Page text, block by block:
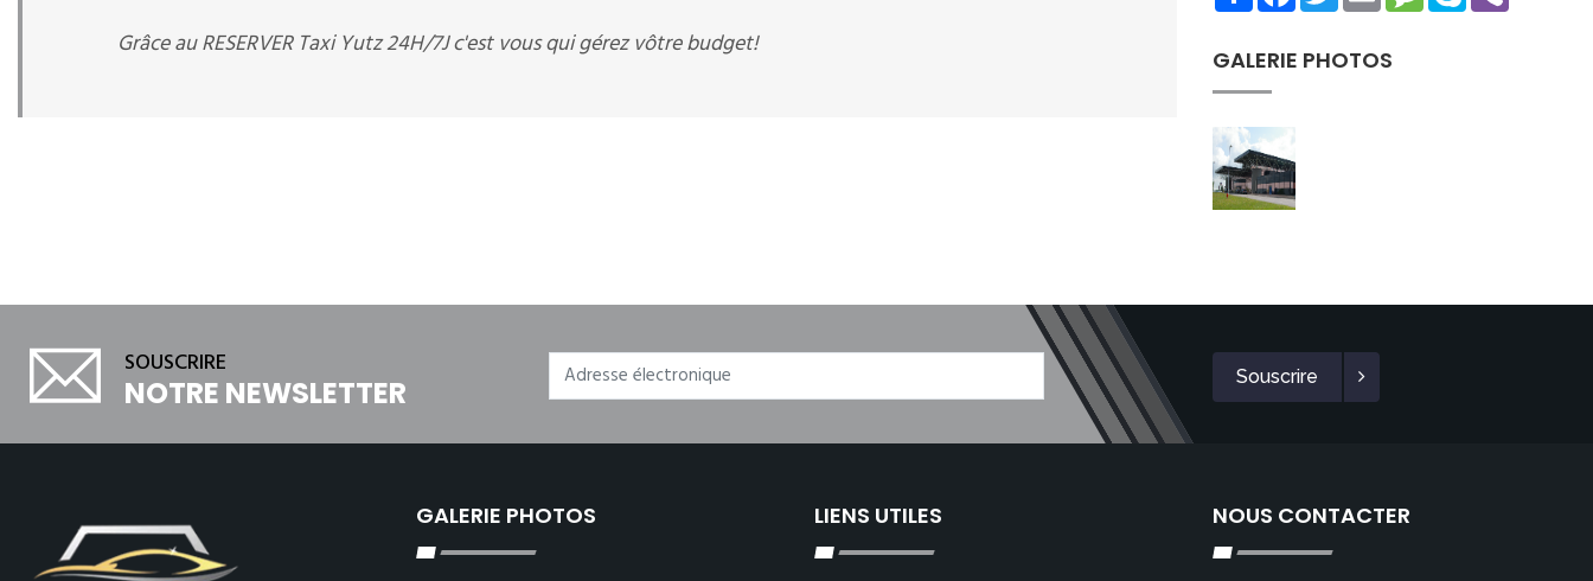
Grâce au RESERVER Taxi Yutz 24H/7J c'est vous qui gérez vôtre budget! GALERIE PHOTOS
SOUSCRIRE
NOTRE NEWSLETTER Souscrire
GALERIE PHOTOS LIENS UTILES NOUS CONTACTER